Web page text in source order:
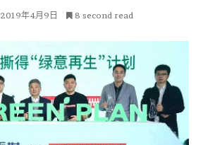
2019年4月9日 8 second read